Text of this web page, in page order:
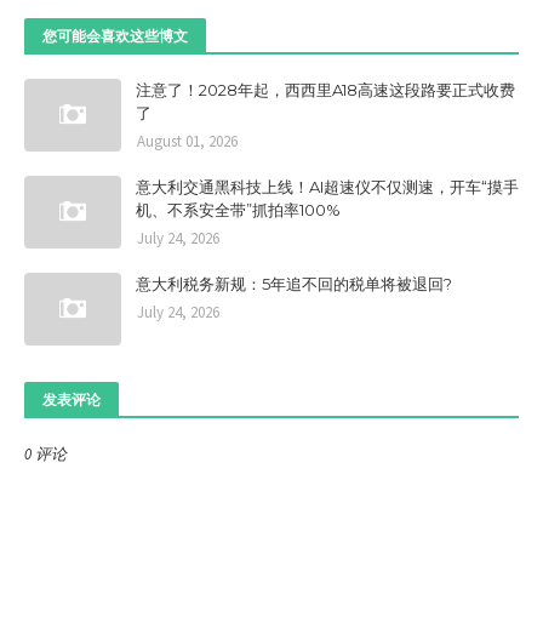
您可能会喜欢这些博文
注意了！2028年起，西西里A18高速这段路要正式收费
了
August 01, 2026
意大利交通黑科技上线！AI超速仪不仅测速，开车“摸手
机、不系安全带”抓拍率100%
July 24, 2026
意大利税务新规：5年追不回的税单将被退回?
July 24, 2026
发表评论
0 评论